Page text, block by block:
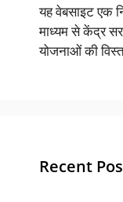
यह वेबसाइट एक
माध्यम से केंद्र
योजनाओं की
Recent